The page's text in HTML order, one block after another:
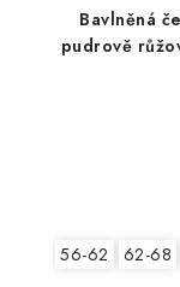
Bavlněná
pudrově
56-62 62-68